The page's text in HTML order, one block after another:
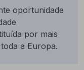
oportunidade
por mais
a Europa.